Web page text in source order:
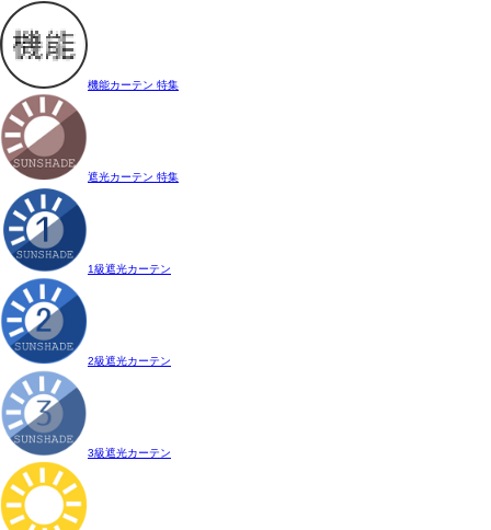
機能カーテン 特集
遮光カーテン 特集
1級遮光カーテン
2級遮光カーテン
3級遮光カーテン